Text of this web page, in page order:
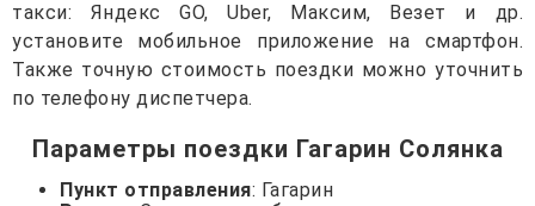
такси: Яндекс GO, Uber, Максим, Везет и др.
установите мобильное приложение на смартфон.
Также точную стоимость поездки можно уточнить
по телефону диспетчера.
Параметры поездки Гагарин Солянка
Пункт отправления: Гагарин